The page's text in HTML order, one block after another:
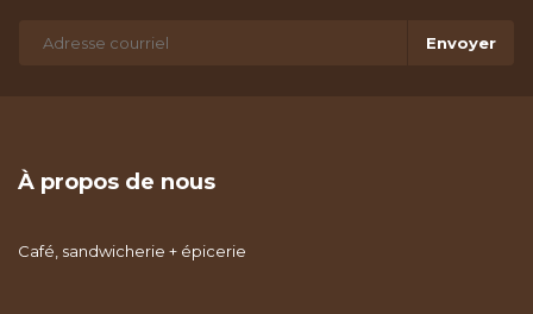
Envoyer
À propos de nous
Café, sandwicherie + épicerie